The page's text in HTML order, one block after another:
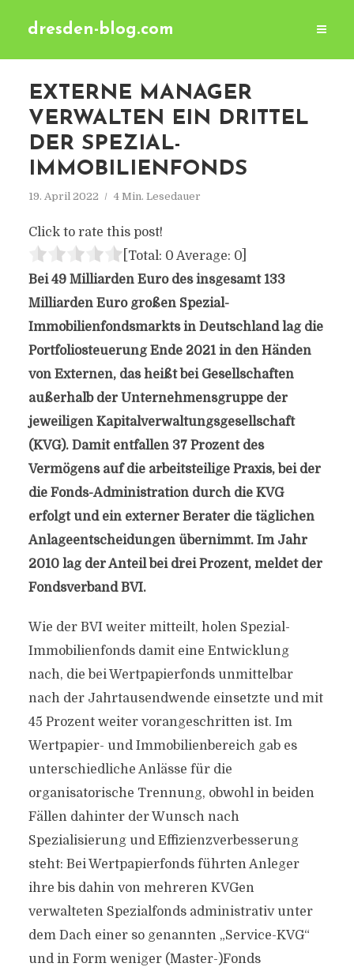
dresden-blog.com
EXTERNE MANAGER
VERWALTEN EIN DRITTEL
DER SPEZIAL-
IMMOBILIENFONDS
19. April 2022 4 Min. Lesedauer
Click to rate this post!
[Total: 0 Average: 0]
Bei 49 Milliarden Euro des insgesamt 133
Milliarden Euro großen Spezial-
Immobilienfondsmarkts in Deutschland lag die
Portfoliosteuerung Ende 2021 in den Händen
von Externen, das heißt bei Gesellschaften
außerhalb der Unternehmensgruppe der
jeweiligen Kapitalverwaltungsgesellschaft
(KVG). Damit entfallen 37 Prozent des
Vermögens auf die arbeitsteilige Praxis, bei der
die Fonds-Administration durch die KVG
erfolgt und ein externer Berater die täglichen
Anlageentscheidungen übernimmt. Im Jahr
2010 lag der Anteil bei drei Prozent, meldet der
Fondsverband BVI.
Wie der BVI weiter mitteilt, holen Spezial-
Immobilienfonds damit eine Entwicklung
nach, die bei Wertpapierfonds unmittelbar
nach der Jahrtausendwende einsetzte und mit
45 Prozent weiter vorangeschritten ist. Im
Wertpapier- und Immobilienbereich gab es
unterschiedliche Anlässe für die
organisatorische Trennung, obwohl in beiden
Fällen dahinter der Wunsch nach
Spezialisierung und Effizienzverbesserung
steht: Bei Wertpapierfonds führten Anleger
ihre bis dahin von mehreren KVGen
verwalteten Spezialfonds administrativ unter
dem Dach einer so genannten „Service-KVG“
und in Form weniger (Master-)Fonds